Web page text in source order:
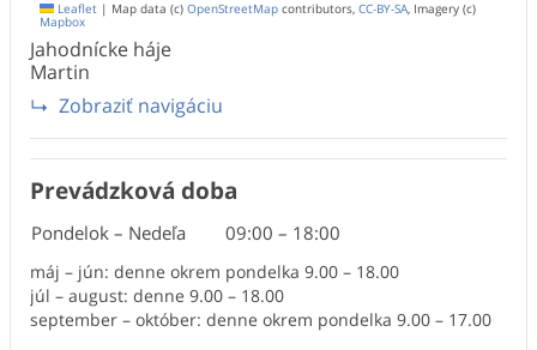
Leaflet | Map data (c) OpenStreetMap contributors, CC-BY-SA, Imagery (c)
Mapbox
Jahodnícke háje
Martin
Zobraziť navigáciu
Prevádzková doba
Pondelok – Nedeľa 09:00 – 18:00
máj – jún: denne okrem pondelka 9.00 – 18.00
júl – august: denne 9.00 – 18.00
september – október: denne okrem pondelka 9.00 – 17.00